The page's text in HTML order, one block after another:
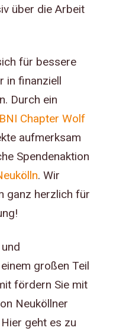
über die Arbeit
für bessere
in finanziell
Durch ein
Chapter Wolf
aufmerksam
Spendenaktion
. Wir
ganz herzlich für
großen Teil
fördern Sie mit
Neuköllner
geht es zu